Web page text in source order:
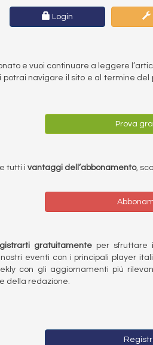
Login
e vuoi continuare a leggere
potrai navigare il sito e al termine
Prova
tutti i vantaggi dell’abbonamento,
gratuitamenteper sfruttare i
eventi con i principali player
con gli aggiornamenti più
della redazione.